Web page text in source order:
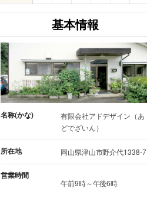
基本情報
名称(かな)
有限会社アドデザイン（あ
どでざいん）
所在地 岡山県津山市野介代1338-7
営業時間
午前9時～午後6時